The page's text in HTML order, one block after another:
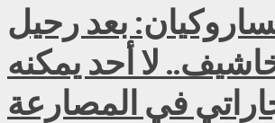
بعد رحيل
لا أحد يمكنه
في المصارعة